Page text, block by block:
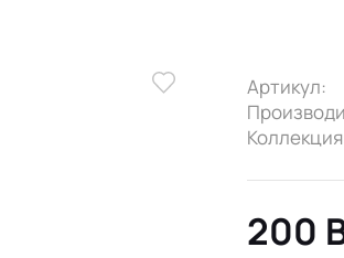
Артикул:
200